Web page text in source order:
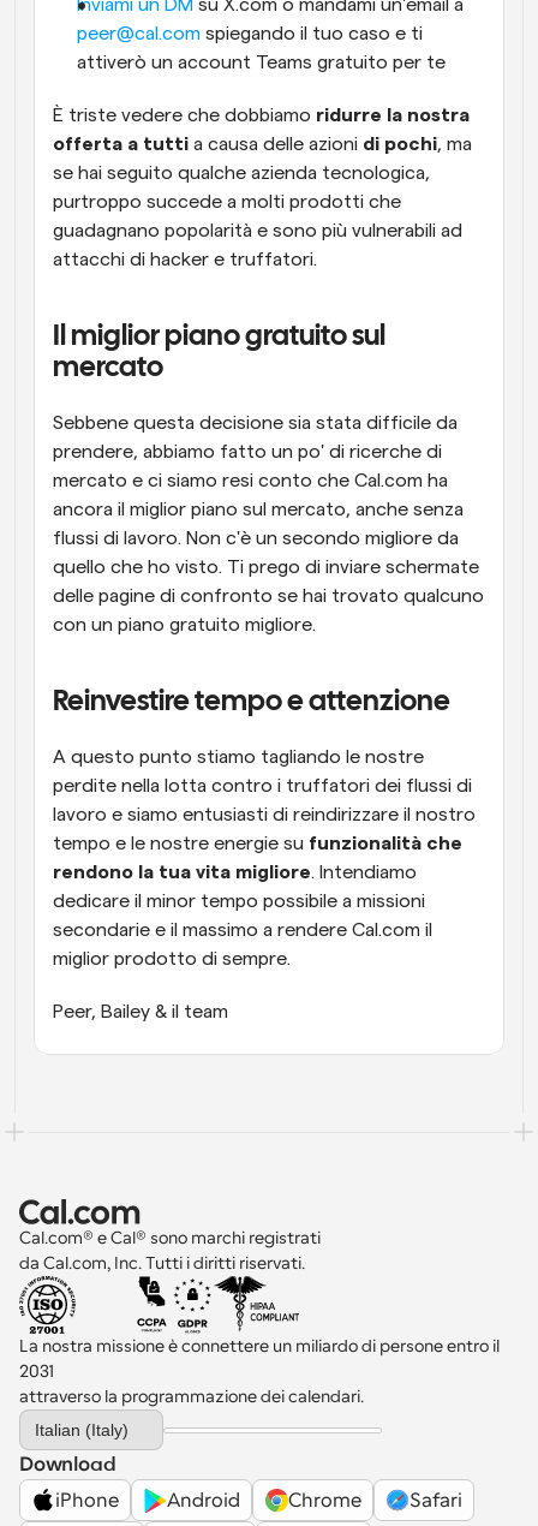
Inviami un DM
peer@cal.com spiegando il tuo caso e ti
attiverò un account Teams gratuito per te
È triste vedere che dobbiamo ridurre la nostra
offerta a tutti a causa delle azioni di pochi, ma
se hai seguito qualche azienda tecnologica,
purtroppo succede a molti prodotti che
guadagnano popolarità e sono più vulnerabili ad
attacchi di hacker e truffatori.
Il miglior piano gratuito sul
mercato
Sebbene questa decisione sia stata difficile da
prendere, abbiamo fatto un po' di ricerche di
mercato e ci siamo resi conto che Cal.com ha
ancora il miglior piano sul mercato, anche senza
flussi di lavoro. Non c'è un secondo migliore da
quello che ho visto. Ti prego di inviare schermate
delle pagine di confronto se hai trovato qualcuno
con un piano gratuito migliore.
Reinvestire tempo e attenzione
A questo punto stiamo tagliando le nostre
perdite nella lotta contro i truffatori dei flussi di
lavoro e siamo entusiasti di reindirizzare il nostro
tempo e le nostre energie su funzionalità che
rendono la tua vita migliore. Intendiamo
dedicare il minor tempo possibile a missioni
secondarie e il massimo a rendere Cal.com il
miglior prodotto di sempre.
Peer, Bailey & il team
Cal.com® e Cal® sono marchi registrati
da Cal.com, Inc. Tutti i diritti riservati.
La nostra missione è connettere un miliardo di persone entro il
2031
attraverso la programmazione dei calendari.
Select Language
Italian (Italy)
Download
iPhone
Android Chrome
Safari